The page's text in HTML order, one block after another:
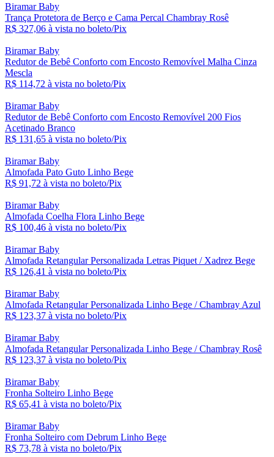
Biramar Baby
Trança Protetora de Berço e Cama Percal Chambray Rosê
R$ 327,06 à vista no boleto/Pix
Biramar Baby
Redutor de Bebê Conforto com Encosto Removível Malha Cinza
Mescla
R$ 114,72 à vista no boleto/Pix
Biramar Baby
Redutor de Bebê Conforto com Encosto Removível 200 Fios
Acetinado Branco
R$ 131,65 à vista no boleto/Pix
Biramar Baby
Almofada Pato Guto Linho Bege
R$ 91,72 à vista no boleto/Pix
Biramar Baby
Almofada Coelha Flora Linho Bege
R$ 100,46 à vista no boleto/Pix
Biramar Baby
Almofada Retangular Personalizada Letras Piquet / Xadrez Bege
R$ 126,41 à vista no boleto/Pix
Biramar Baby
Almofada Retangular Personalizada Linho Bege / Chambray Azul
R$ 123,37 à vista no boleto/Pix
Biramar Baby
Almofada Retangular Personalizada Linho Bege / Chambray Rosê
R$ 123,37 à vista no boleto/Pix
Biramar Baby
Fronha Solteiro Linho Bege
R$ 65,41 à vista no boleto/Pix
Biramar Baby
Fronha Solteiro com Debrum Linho Bege
R$ 73,78 à vista no boleto/Pix